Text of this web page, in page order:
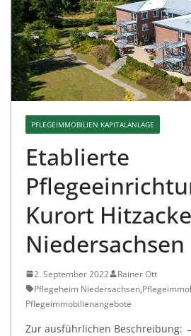
PFLEGEIMMOBILIEN KAPITALANLAGE
Etablierte
Kurort
Niedersachsen
2. September 2022
Rainer Ott
Pflegeheim Niedersachsen,
Pflegeimmobilienangebote
Zur ausführlichen Beschreibung: